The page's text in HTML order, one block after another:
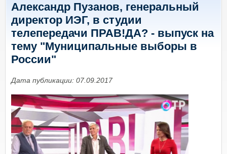
Александр Пузанов, генеральный
директор ИЭГ, в студии
телепередачи ПРАВ!ДА? - выпуск на
тему "Муниципальные выборы в
России"
Дата публикации: 07.09.2017